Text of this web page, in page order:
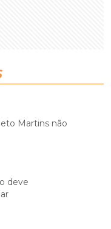
Martins não
deve